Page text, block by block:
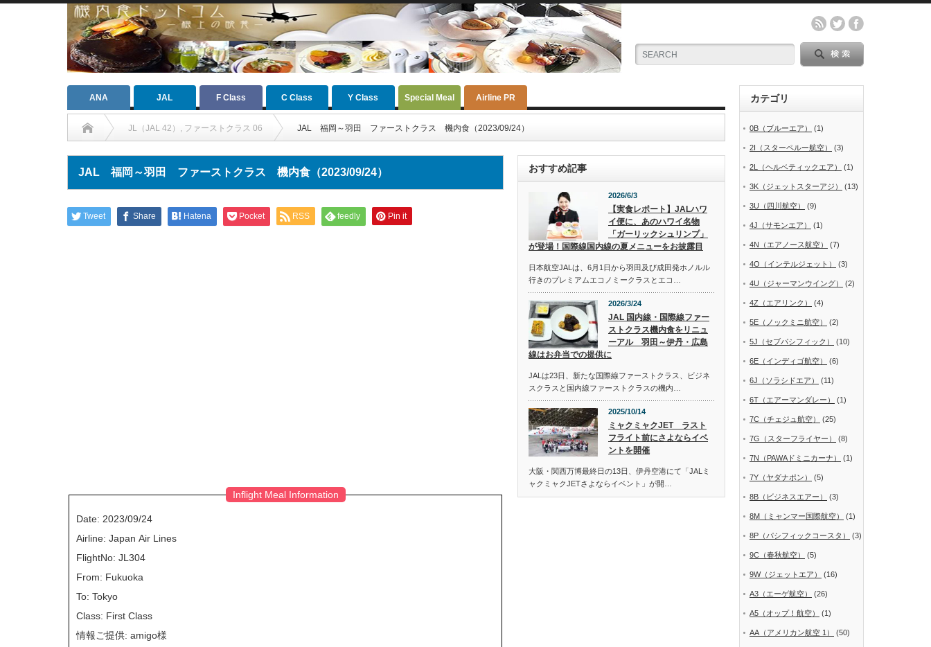
ANA JAL F Class C Class Y Class Special Meal Airline PR
JL（JAL 42） , ファーストクラス 06 JAL 福岡～羽田 ファーストクラス 機内食（2023/09/24）
JAL 福岡～羽田 ファーストクラス 機内食（2023/09/24）
Tweet Share Hatena Pocket RSS feedly Pin it
Inflight Meal Information
Date: 2023/09/24
Airline: Japan Air Lines
FlightNo: JL304
From: Fukuoka
To: Tokyo
Class: First Class
情報ご提供: amigo様
おすすめ記事
2026/6/3
【実食レポート】JALハワ
イ便に、あのハワイ名物
「ガーリックシュリンプ」
が登場！国際線国内線の夏メニューをお披露目
日本航空JALは、6月1日から羽田及び成田発ホノルル
行きのプレミアムエコノミークラスとエコ…
2026/3/24
JAL 国内線・国際線ファー
ストクラス機内食をリニュ
ーアル 羽田～伊丹・広島
線はお弁当での提供に
JALは23日、新たな国際線ファーストクラス、ビジネ
スクラスと国内線ファーストクラスの機内…
2025/10/14
ミャクミャクJET ラスト
フライト前にさよならイベ
ントを開催
大阪・関西万博最終日の13日、伊丹空港にて「JALミ
ャクミャクJETさよならイベント」が開…
カテゴリ
0B（ブルーエア） (1)
2I（スターペルー航空） (3)
2L（ヘルベティックエア） (1)
3K（ジェットスターアジ） (13)
3U（四川航空） (9)
4J（サモンエア） (1)
4N（エアノース航空） (7)
4O（インテルジェット） (3)
4U（ジャーマンウイング） (2)
4Z（エアリンク） (4)
5E（ノックミニ航空） (2)
5J（セブパシフィック） (10)
6E（インディゴ航空） (6)
6J（ソラシドエア） (11)
6T（エアーマンダレー） (1)
7C（チェジュ航空） (25)
7G（スターフライヤー） (8)
7N（PAWAドミニカーナ） (1)
7Y（ヤダナポン） (5)
8B（ビジネスエアー） (3)
8M（ミャンマー国際航空） (1)
8P（パシフィックコースタ） (3)
9C（春秋航空） (5)
9W（ジェットエア） (16)
A3（エーゲ航空） (26)
A5（オップ！航空） (1)
AA（アメリカン航空 1） (50)